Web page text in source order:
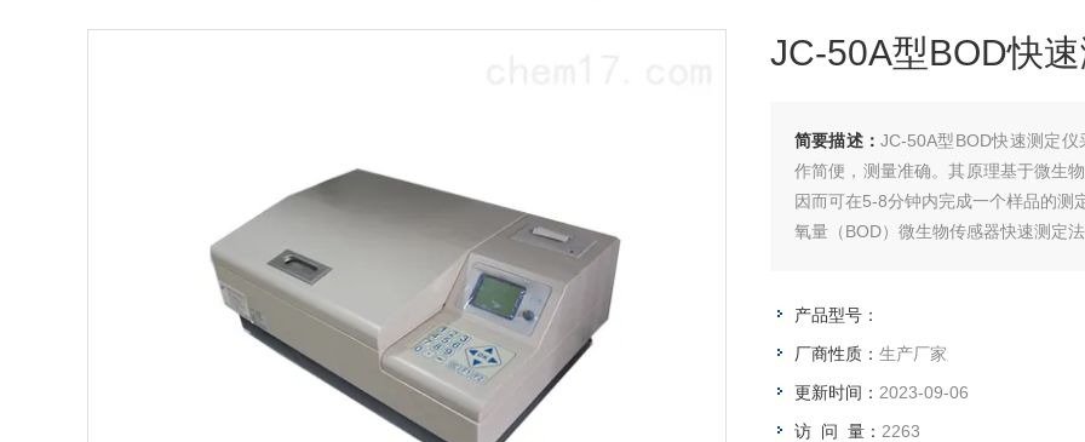
JC-50A型BOD快
简要描述： JC-50A型BOD快速测定
作简便，测量准确。其原理基于微生
因而可在5-8分钟内完成一个样品的
氧量（BOD）微生物传感器快速测定
产品型号：
厂商性质： 生产厂家
更新时间： 2023-09-06
访 问 量： 2263